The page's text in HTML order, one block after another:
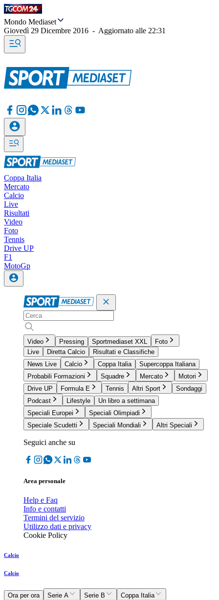
Mondo Mediaset
Giovedì 29 Dicembre 2016 - Aggiornato alle 22:31
Coppa Italia
Mercato
Calcio
Live
Risultati
Video
Foto
Tennis
Drive UP
F1
MotoGp
Video Pressing Sportmediaset XXL
Foto
Live
Diretta Calcio
Risultati e Classifiche
News Live
Calcio Coppa Italia
Supercoppa Italiana
Probabili Formazioni
Squadre Mercato
Motori
Drive UP
Formula E Tennis Altri Sport
Sondaggi
Podcast
Lifestyle
Un libro a settimana
Speciali Europei
Speciali Olimpiadi
Speciale Scudetti
Speciali Mondiali Altri Speciali
Seguici anche su
Area personale
Help e Faq
Info e contatti
Termini del servizio
Utilizzo dati e privacy
Cookie Policy
Calcio
Calcio
Ora per ora Serie A Serie B
Coppa Italia